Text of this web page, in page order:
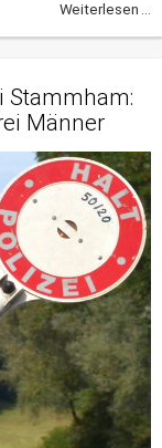
Weiterlesen ...
Stammham:
Männer